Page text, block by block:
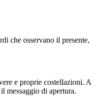
che osservano il presente,
e proprie costellazioni. A
messaggio di apertura.